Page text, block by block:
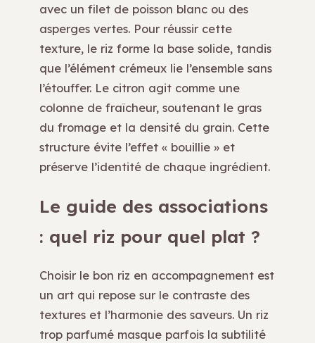
avec un filet de poisson blanc ou des
asperges vertes. Pour réussir cette
texture, le riz forme la base solide, tandis
que l’élément crémeux lie l’ensemble sans
l’étouffer. Le citron agit comme une
colonne de fraîcheur, soutenant le gras
du fromage et la densité du grain. Cette
structure évite l’effet « bouillie » et
préserve l’identité de chaque ingrédient.
Le guide des associations
: quel riz pour quel plat ?
Choisir le bon riz en accompagnement est
un art qui repose sur le contraste des
textures et l’harmonie des saveurs. Un riz
trop parfumé masque parfois la subtilité